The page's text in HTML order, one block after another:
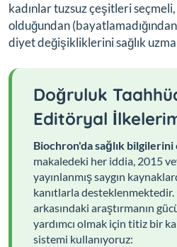
kadınlar tuzsuz çeşitleri
olduğundan
diyet değişikliklerini sağlık
Doğruluk
Editöryal
Biochron'da sağlık bilgilerini
makaledeki her iddia, 2015
yayınlanmış saygın
kanıtlarla
arkasındaki araştırmanın
yardımcı olmak için titiz bir
sistemi kullanıyoruz: